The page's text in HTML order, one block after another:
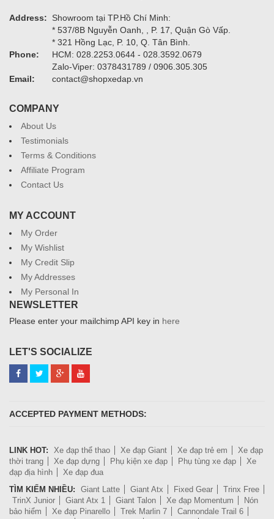
Address:
Showroom tại TP.Hồ Chí Minh:
* 537/8B Nguyễn Oanh, , P. 17, Quận Gò Vấp.
* 321 Hồng Lạc, P. 10, Q. Tân Bình.
Phone:
HCM: 028.2253.0644 - 028.3592.0679
Zalo-Viper: 0378431789 / 0906.305.305
Email:
contact@shopxedap.vn
COMPANY
About Us
Testimonials
Terms & Conditions
Affiliate Program
Contact Us
MY ACCOUNT
My Order
My Wishlist
My Credit Slip
My Addresses
My Personal In
NEWSLETTER
Please enter your mailchimp API key in here
LET'S SOCIALIZE
ACCEPTED PAYMENT METHODS:
LINK HOT: Xe đạp thể thao Xe đạp Giant Xe đạp trẻ em
Xe đạp
thời trang
Xe đạp dựng Phụ kiện xe đạp Phụ tùng xe đạp
Xe
đạp địa hình
Xe đạp đua
TÌM KIẾM NHIỀU:
Giant Latte Giant Atx Fixed Gear
Trinx Free
TrinX Junior
Giant Atx 1 Giant Talon Xe đạp Momentum
Nón
bảo hiểm
Xe đạp Pinarello Trek Marlin 7
Cannondale Trail 6